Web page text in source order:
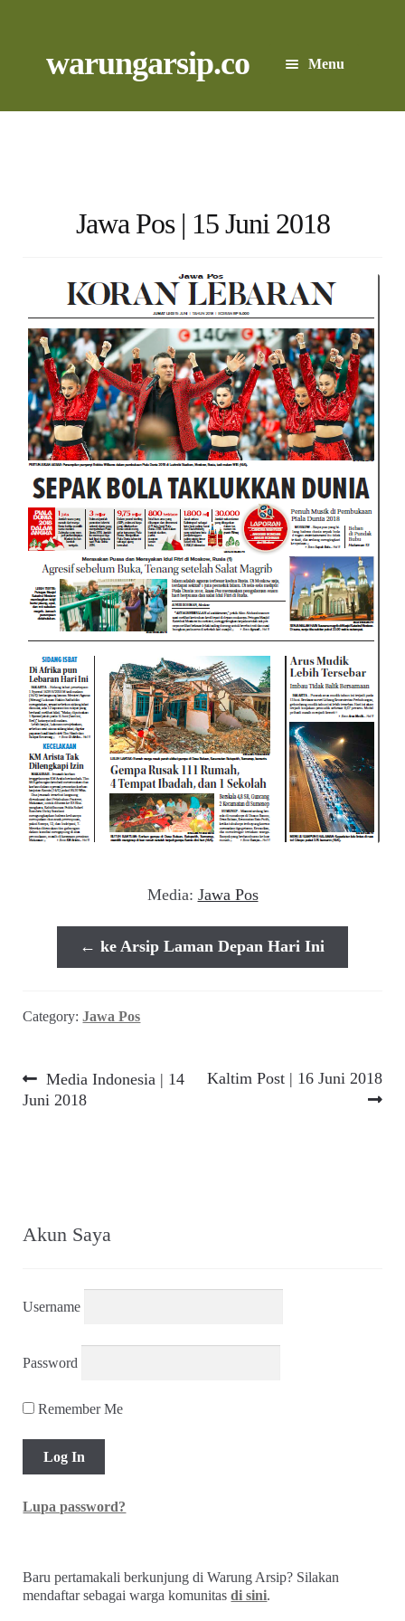
to
to
warungarsip.co Menu
Beranda
Suara
Suvenir
Cari Arsip
Expand
child
menu
Alamat
Rekening
Reseller
Jawa Pos | 15 Juni 2018
Media: Jawa Pos
← ke Arsip Laman Depan Hari Ini
Category:Jawa Pos
Navigasi
Previous
post:
Media Indonesia | 14
Juni 2018
Next
Kaltim Post | 16 Juni 2018
Akun Saya
Username
Password
Remember Me
Lupa password?
Baru pertamakali berkunjung di Warung Arsip? Silakan
mendaftar sebagai warga komunitasdi sini.